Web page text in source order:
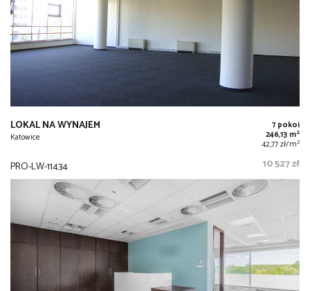
LOKAL NA WYNAJEM
Katowice
7 pokoi
246,13 m2
42,77 zł/m2
PRO-LW-11434 10 527 zł